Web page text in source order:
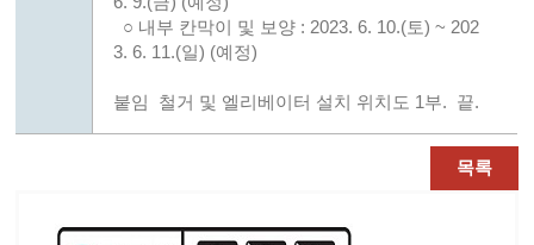
○ 내부 칸막이 및 보양 : 2023. 6. 10.(토) ~ 202
3. 6. 11.(일) (예정)
붙임 철거 및 엘리베이터 설치 위치도 1부. 끝.
목록